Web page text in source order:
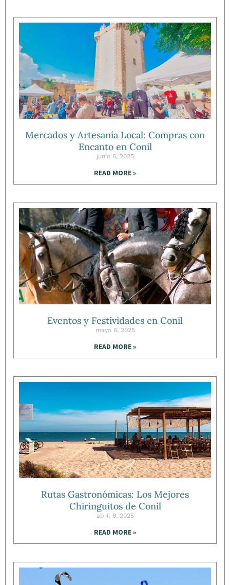
Mercados y Artesanía Local: Compras con
Encanto en Conil
junio 6, 2025
READ MORE »
Eventos y Festividades en Conil
mayo 6, 2025
READ MORE »
Rutas Gastronómicas: Los Mejores
Chiringuitos de Conil
abril 9, 2025
READ MORE »